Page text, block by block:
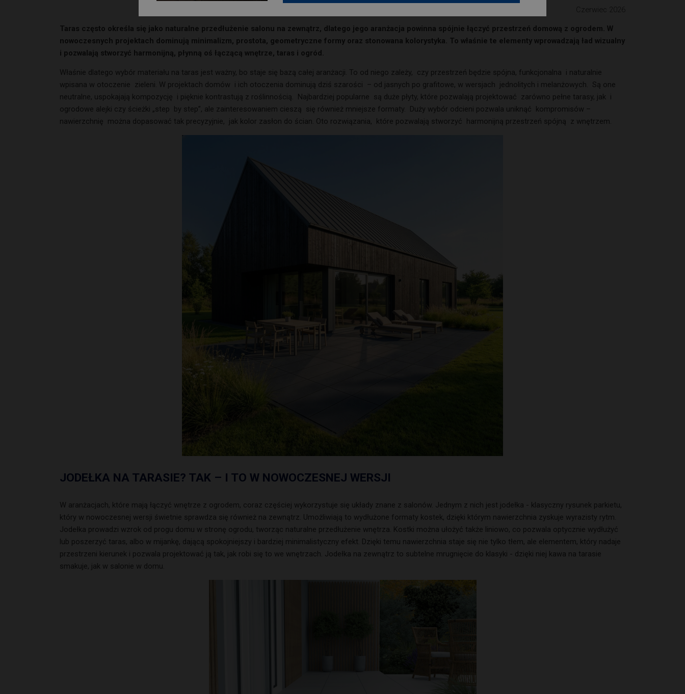
Czerwiec 2026
Taras często określa się jako naturalne przedłużenie salonu na zewnątrz, dlatego jego aranżacja powinna spójnie łączyć przestrzeń domową z ogrodem. W
nowoczesnych projektach dominują minimalizm, prostota, geometryczne formy oraz stonowana kolorystyka. To właśnie te elementy wprowadzają ład wizualny
i pozwalają stworzyć harmonijną, płynną oś łączącą wnętrze, taras i ogród.
Właśnie dlatego wybór materiału na taras jest ważny, bo staje się bazą całej aranżacji. To od niego zależy, czy przestrzeń będzie spójna, funkcjonalna i naturalnie
wpisana w otoczenie zieleni. W projektach domów i ich otoczenia dominują dziś szarości – od jasnych po grafitowe, w wersjach jednolitych i melanżowych. Są one
neutralne, uspokajają kompozycję i pięknie kontrastują z roślinnością. Najbardziej popularne są duże płyty, które pozwalają projektować zarówno pełne tarasy, jak i
ogrodowe alejki czy ścieżki „step by step”, ale zainteresowaniem cieszą się również mniejsze formaty. Duży wybór odcieni pozwala uniknąć kompromisów –
nawierzchnię można dopasować tak precyzyjnie, jak kolor zasłon do ścian. Oto rozwiązania, które pozwalają stworzyć harmonijną przestrzeń spójną z wnętrzem.
JODEŁKA NA TARASIE? TAK – I TO W NOWOCZESNEJ WERSJI
W aranżacjach, które mają łączyć wnętrze z ogrodem, coraz częściej wykorzystuje się układy znane z salonów. Jednym z nich jest jodełka - klasyczny rysunek parkietu,
który w nowoczesnej wersji świetnie sprawdza się również na zewnątrz. Umożliwiają to wydłużone formaty kostek, dzięki którym nawierzchnia zyskuje wyrazisty rytm.
Jodełka prowadzi wzrok od progu domu w stronę ogrodu, tworząc naturalne przedłużenie wnętrza. Kostki można ułożyć także liniowo, co pozwala optycznie wydłużyć
lub poszerzyć taras, albo w mijankę, dającą spokojniejszy i bardziej minimalistyczny efekt. Dzięki temu nawierzchnia staje się nie tylko tłem, ale elementem, który nadaje
przestrzeni kierunek i pozwala projektować ją tak, jak robi się to we wnętrzach. Jodełka na zewnątrz to subtelne mrugnięcie do klasyki - dzięki niej kawa na tarasie
smakuje, jak w salonie w domu.